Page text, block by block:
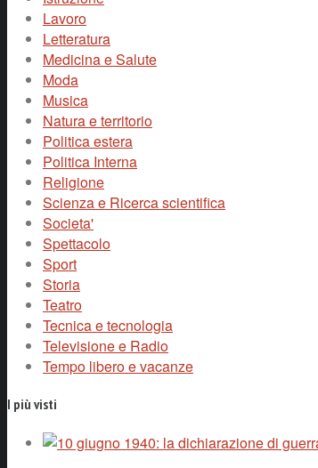
Lavoro
Letteratura
Medicina e Salute
Moda
Musica
Natura e territorio
Politica estera
Politica Interna
Religione
Scienza e Ricerca scientifica
Societa'
Spettacolo
Sport
Storia
Teatro
Tecnica e tecnologia
Televisione e Radio
Tempo libero e vacanze
I più visti